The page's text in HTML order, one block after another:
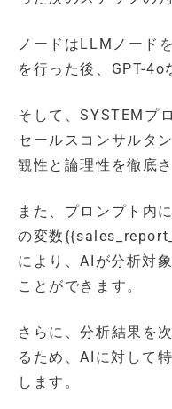
ノードはLLMノード
を行った後、GPT-4o
そして、SYSTEMプ
セールスコンサルタ
観性と論理性を徹底さ
また、プロンプト内
の変数
により、AIが分析対
ことができます。
さらに、分析結果を
るため、AIに対して
します。